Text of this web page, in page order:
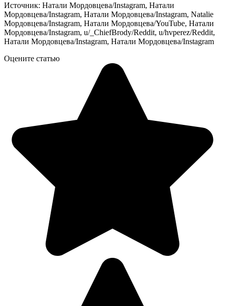
Источник: Натали Мордовцева/Instagram, Натали
Мордовцева/Instagram, Натали Мордовцева/Instagram, Natalie
Мордовцева/Instagram, Натали Мордовцева/YouTube, Натали
Мордовцева/Instagram, u/_ChiefBrody/Reddit, u/hvperez/Reddit,
Натали Мордовцева/Instagram, Натали Мордовцева/Instagram
Оцените статью